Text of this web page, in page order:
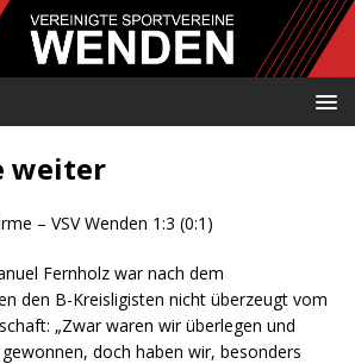
weiter
– VSV Wenden 1:3 (0:1)
Fernholz war nach dem
den B-Kreisligisten nicht überzeugt vom
„Zwar waren wir überlegen und
doch haben wir, besonders